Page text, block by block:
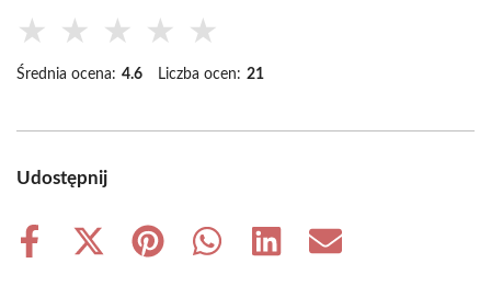
★ ★ ★ ★ ★
Średnia ocena: 4.6 Liczba ocen: 21
Udostępnij
Share
Share
Share
Share
Share
Share